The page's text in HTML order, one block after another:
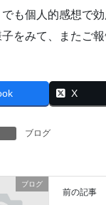
でも個人的感想で
をみて、またご報
X
ブログ
ブログ
前の記事